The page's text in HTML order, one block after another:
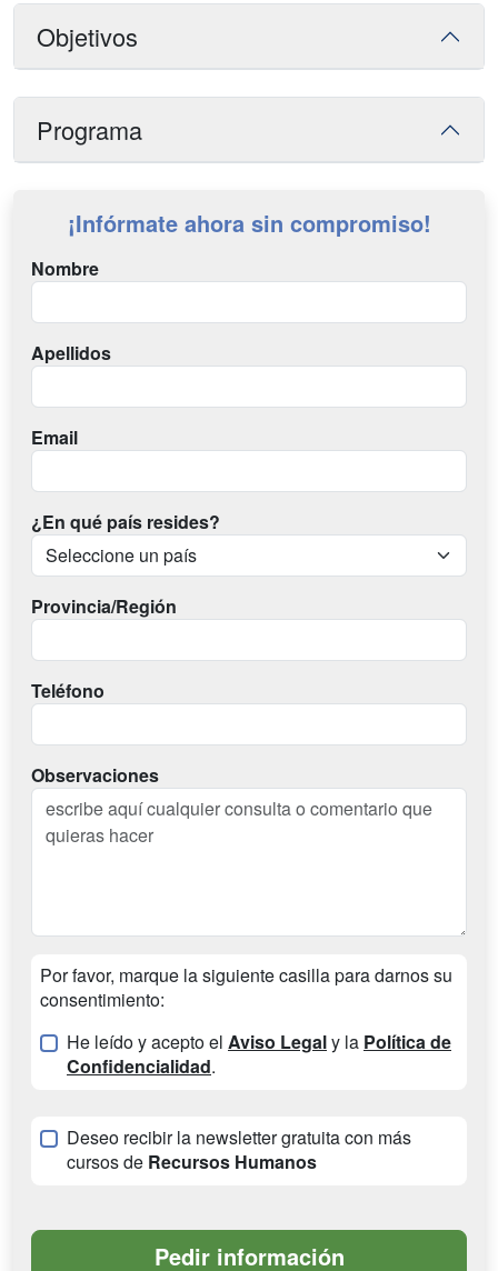
Objetivos
Programa
¡Infórmate ahora sin compromiso!
Nombre
Apellidos
Email
¿En qué país resides?
Provincia/Región
Teléfono
Observaciones
Por favor, marque la siguiente casilla para darnos su
consentimiento:
He leído y acepto el Aviso Legaly la Política de
Confidencialidad.
Deseo recibir la newsletter gratuita con más
cursos de Recursos Humanos